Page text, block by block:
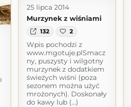
25 lipca 2014
Murzynek z wiśniami
132 2
Wpis pochodzi z
www.mgotuje.plSmacz
ny, puszysty i wilgotny
murzynek z dodatkiem
świeżych wiśni (poza
sezonem można użyć
mrożonych). Doskonały
do kawy lub (...)